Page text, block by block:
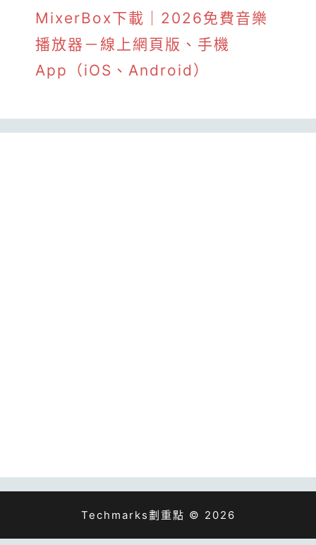
MixerBox下載｜2026免費音樂
播放器－線上網頁版、手機
App（iOS、Android）
Techmarks劃重點 © 2026